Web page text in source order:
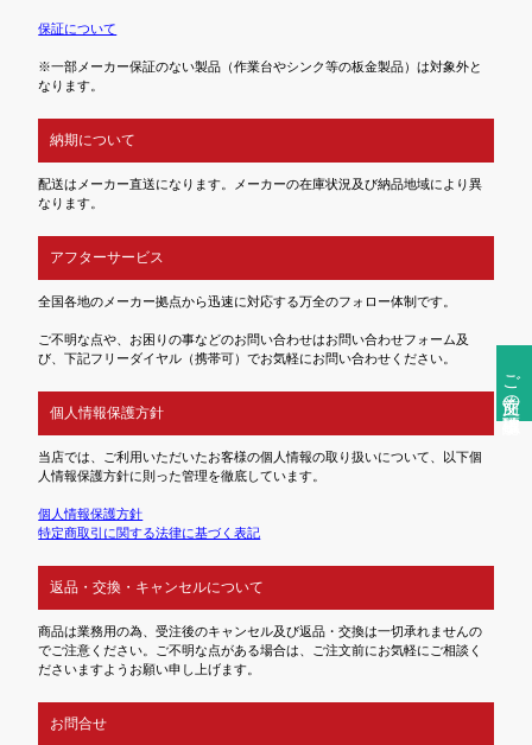
ご注文前の確認事項
保証について
※一部メーカー保証のない製品（作業台やシンク等の板金製品）は対象外と
なります。
納期について
配送はメーカー直送になります。メーカーの在庫状況及び納品地域により異
なります。
アフターサービス
全国各地のメーカー拠点から迅速に対応する万全のフォロー体制です。
ご不明な点や、お困りの事などのお問い合わせはお問い合わせフォーム及
び、下記フリーダイヤル（携帯可）でお気軽にお問い合わせください。
個人情報保護方針
当店では、ご利用いただいたお客様の個人情報の取り扱いについて、以下個
人情報保護方針に則った管理を徹底しています。
個人情報保護方針
特定商取引に関する法律に基づく表記
返品・交換・キャンセルについて
商品は業務用の為、受注後のキャンセル及び返品・交換は一切承れませんの
でご注意ください。ご不明な点がある場合は、ご注文前にお気軽にご相談く
ださいますようお願い申し上げます。
お問合せ